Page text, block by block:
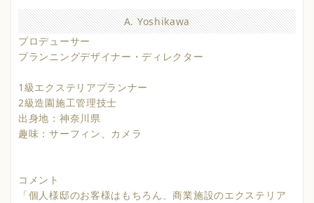
A. Yoshikawa
プロデューサー
プランニングデザイナー・ディレクター
1級エクステリアプランナー
2級造園施工管理技士
出身地：神奈川県
趣味：サーフィン、カメラ
コメント
「個人様邸のお客様はもちろん、商業施設のエクステリア